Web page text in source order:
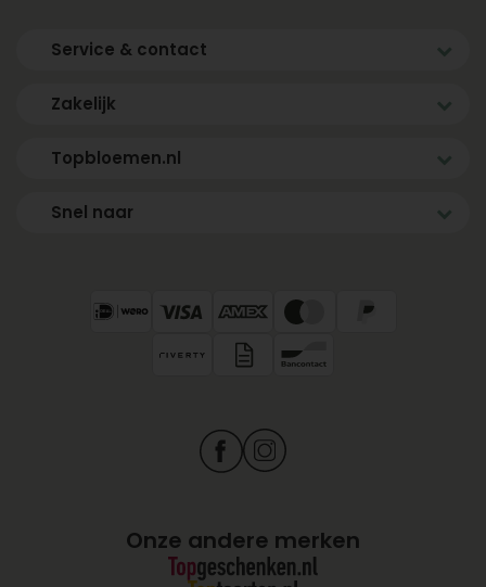
Service & contact
Zakelijk
Topbloemen.nl
Snel naar
Onze andere merken